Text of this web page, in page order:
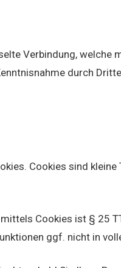
Verbindung, welche
durch
Cookies sind kleine
Cookies ist § 25
ggf. nicht in